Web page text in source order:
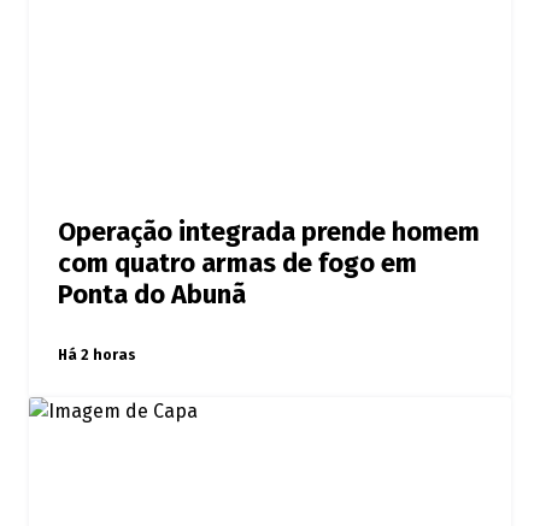
Operação integrada prende homem
com quatro armas de fogo em
Ponta do Abunã
Há 2 horas